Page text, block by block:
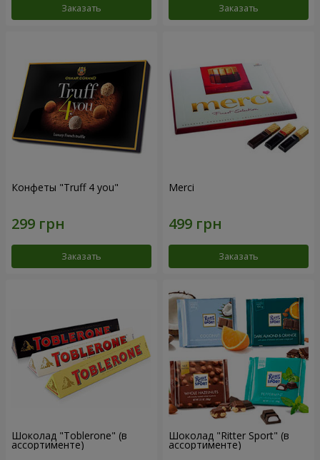
Заказать Заказать
Конфеты "Truff 4 you"
Заказать
Merci
Заказать
Шоколад "Toblerone" (в
ассортименте)
Шоколад "Ritter Sport" (в
ассортименте)